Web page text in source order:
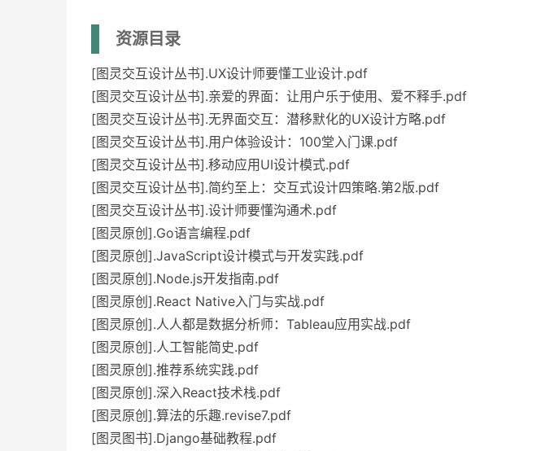
资源目录
[图灵交互设计丛书].UX设计师要懂工业设计.pdf
[图灵交互设计丛书].亲爱的界面：让用户乐于使用、爱不释手.pdf
[图灵交互设计丛书].无界面交互：潜移默化的UX设计方略.pdf
[图灵交互设计丛书].用户体验设计：100堂入门课.pdf
[图灵交互设计丛书].移动应用UI设计模式.pdf
[图灵交互设计丛书].简约至上：交互式设计四策略.第2版.pdf
[图灵交互设计丛书].设计师要懂沟通术.pdf
[图灵原创].Go语言编程.pdf
[图灵原创].JavaScript设计模式与开发实践.pdf
[图灵原创].Node.js开发指南.pdf
[图灵原创].React Native入门与实战.pdf
[图灵原创].人人都是数据分析师：Tableau应用实战.pdf
[图灵原创].人工智能简史.pdf
[图灵原创].推荐系统实践.pdf
[图灵原创].深入React技术栈.pdf
[图灵原创].算法的乐趣.revise7.pdf
[图灵图书].Django基础教程.pdf